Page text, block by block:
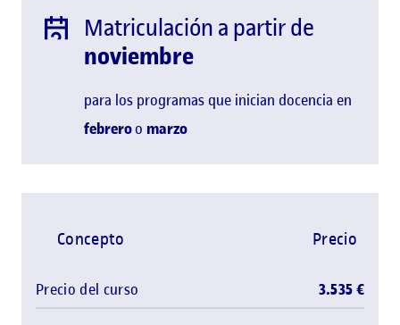
Matriculación a partir de
noviembre
para los programas que inician docencia en
febreroo marzo
Concepto Precio
Precio del curso 3.535 €